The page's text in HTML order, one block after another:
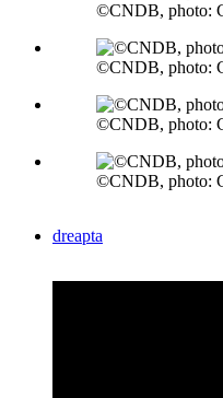
©CNDB, photo:
©CNDB, photo:
©CNDB, photo:
©CNDB, photo:
dreapta